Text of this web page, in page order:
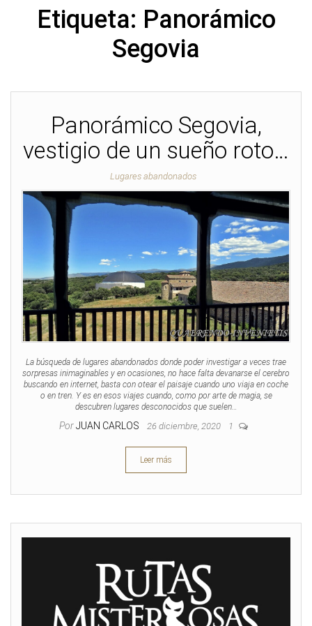
Etiqueta: Panorámico
Segovia
Panorámico Segovia,
vestigio de un sueño roto…
Lugares abandonados
La búsqueda de lugares abandonados donde poder investigar a veces trae
sorpresas inimaginables y en ocasiones, no hace falta devanarse el cerebro
buscando en internet, basta con otear el paisaje cuando uno viaja en coche
o en tren. Y es en esos viajes cuando, como por arte de magia, se
descubren lugares desconocidos que suelen…
Por JUAN CARLOS 26 diciembre, 2020 1
Leer más